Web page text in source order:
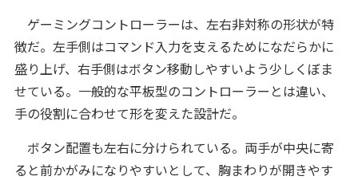
ゲーミングコントローラーは、左右非対称の形状が特
徴だ。左手側はコマンド入力を支えるためになだらかに
盛り上げ、右手側はボタン移動しやすいよう少しくぼま
せている。一般的な平板型のコントローラーとは違い、
手の役割に合わせて形を変えた設計だ。
ボタン配置も左右に分けられている。両手が中央に寄
ると前かがみになりやすいとして、胸まわりが開きやす